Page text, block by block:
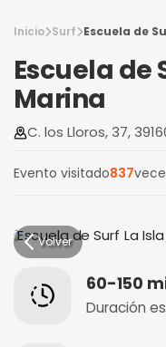
Inicio Surf Escuela de
Escuela de
Marina
C. los Lloros, 37,
Evento visitado837
Volver
60-150
Duración